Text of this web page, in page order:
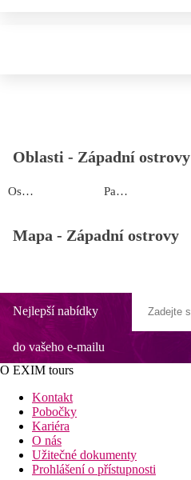
Oblasti - Západní ostrovy
Ostrov Uson Palawan
Mapa - Západní ostrovy
Nejlepší nabídky
do vašeho e-mailu
O EXIM tours
Kontakt
Pobočky
Kariéra
O nás
Užitečné dokumenty
Prohlášení o přístupnosti